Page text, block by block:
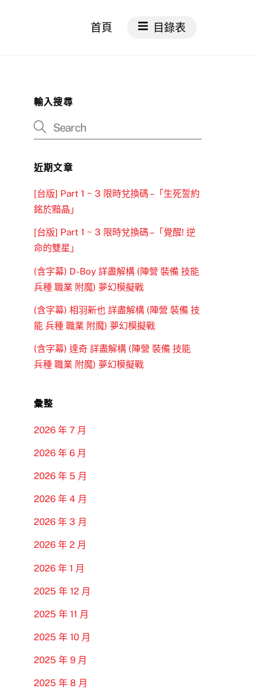
首頁 目錄表
輸入搜尋
近期文章
[台版] Part 1 ~ 3 限時兌換碼 –「生死誓約
銘於黯晶」
[台版] Part 1 ~ 3 限時兌換碼 –「覺醒! 逆
命的雙星」
(含字幕) D-Boy 詳盡解構 (陣營 裝備 技能
兵種 職業 附魔) 夢幻模擬戰
(含字幕) 相羽新也 詳盡解構 (陣營 裝備 技
能 兵種 職業 附魔) 夢幻模擬戰
(含字幕) 達奇 詳盡解構 (陣營 裝備 技能
兵種 職業 附魔) 夢幻模擬戰
彙整
2026 年 7 月
2026 年 6 月
2026 年 5 月
2026 年 4 月
2026 年 3 月
2026 年 2 月
2026 年 1 月
2025 年 12 月
2025 年 11 月
2025 年 10 月
2025 年 9 月
2025 年 8 月